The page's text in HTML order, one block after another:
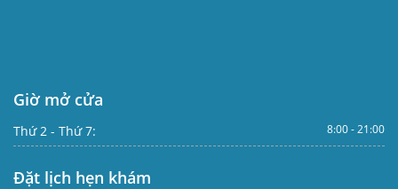
Giờ mở cửa
Thứ 2 - Thứ 7: 8:00 - 21:00
Đặt lịch hẹn khám